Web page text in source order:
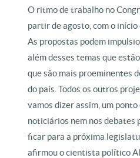
O ritmo de trabalho no
partir de agosto, com o início
As propostas podem
além desses temas que
que são mais proeminentes
do país. Todos os outros
vamos dizer assim, um ponto
noticiários nem nos debates
ficar para a próxima
afirmou o cientista político